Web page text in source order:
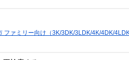
ファミリー向け（3K/3DK/3LDK/4K/4DK/